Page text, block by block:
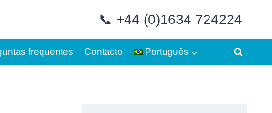
📞 +44 (0)1634 724224
frequentes Contacto Português